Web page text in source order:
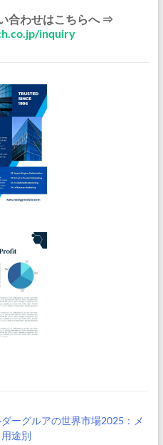
合わせはこちらへ ⇒
inquiry
ーグルアの世界市場2025：メ
途別